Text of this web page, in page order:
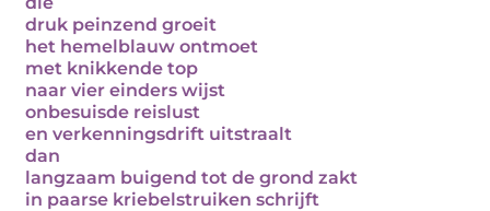
druk peinzend groeit
het hemelblauw ontmoet
met knikkende top
naar vier einders wijst
onbesuisde reislust
en verkenningsdrift uitstraalt
dan
langzaam buigend tot de grond zakt
in paarse kriebelstruiken schrijft